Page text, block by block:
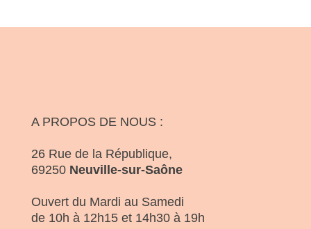
A PROPOS DE NOUS :
26 Rue de la République,
69250 Neuville-sur-Saône
Ouvert du Mardi au Samedi
de 10h à 12h15 et 14h30 à 19h